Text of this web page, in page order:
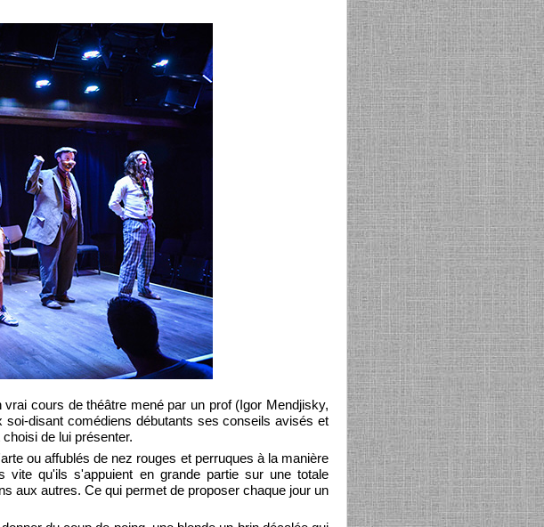
cours de théâtre mené par un prof (Igor Mendjisky,
disant comédiens débutants ses conseils avisés et
de lui présenter.
ou affublés de nez rouges et perruques à la manière
qu'ils s'appuient en grande partie sur une totale
aux autres. Ce qui permet de proposer chaque jour un